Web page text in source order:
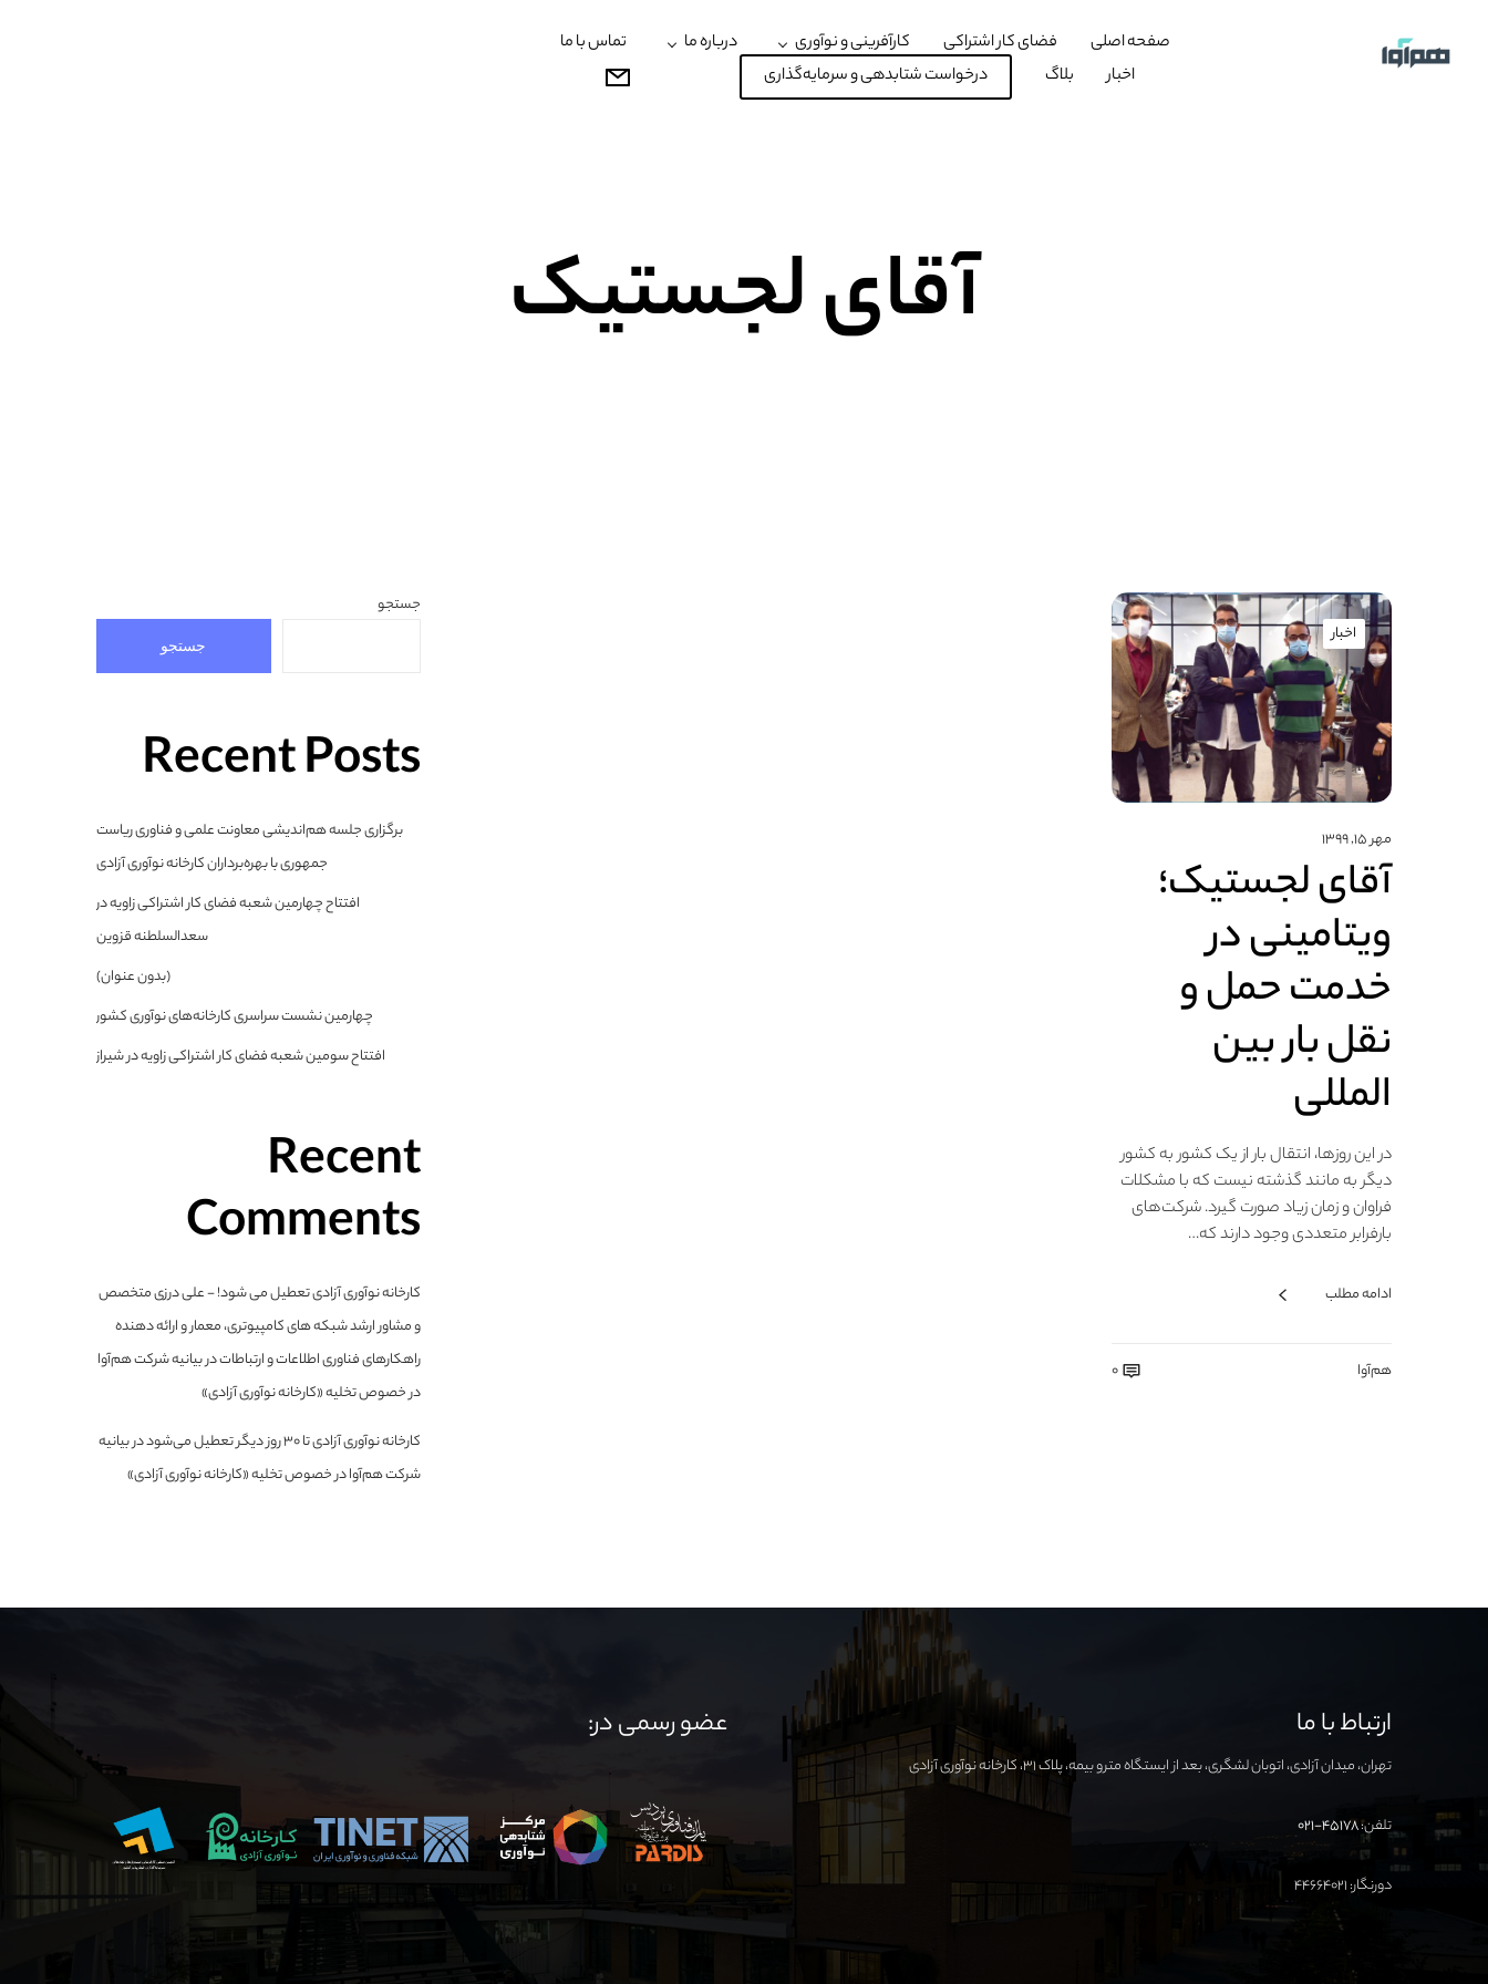
صفحه اصلی فضای کار اشتراکی کارآفرینی و نوآوری درباره ما
تماس با ما
اخبار
بلاگ درخواست شتابدهی و سرمایه‌گذاری
آقای لجستیک
اخبار
مهر ۱۵, ۱۳۹۹
آقای لجستیک؛
ویتامینی در
خدمت حمل و
نقل بار بین
المللی
در این روزها، انتقال بار از یک کشور به کشور
دیگر به مانند گذشته نیست که با مشکلات
فراوان و زمان زیاد صورت گیرد. شرکت‌های
بارفرابر متعددی وجود دارند که…
ادامه مطلب
هم‌آوا 0
جستجو
جستجو
Recent Posts
برگزاری جلسه هم‌اندیشی معاونت علمی و فناوری ریاست
جمهوری با بهره‌برداران کارخانه نوآوری آزادی
افتتاح چهارمین شعبه فضای کار اشتراکی زاویه در
سعدالسلطنه قزوین
(بدون عنوان)
چهارمین نشست سراسری کارخانه‌های نوآوری کشور
افتتاح سومین شعبه فضای کار اشتراکی زاویه در شیراز
Recent
Comments
کارخانه نوآوری آزادی تعطیل می شود! - علی درزی متخصص
و مشاور ارشد شبکه های کامپیوتری، معمار و ارائه دهنده
راهکارهای فناوری اطلاعات و ارتباطاتدربیانیه شرکت هم‌آوا
در خصوص تخلیه «کارخانه نوآوری آزادی»
کارخانه نوآوری آزادی تا ۳۰ روز دیگر تعطیل می‌شود دربیانیه
شرکت هم‌آوا در خصوص تخلیه «کارخانه نوآوری آزادی»
ارتباط با ما
تهران، میدان آزادی، اتوبان لشگری، بعد از ایستگاه مترو بیمه، پلاک ۳۱، کارخانه نوآوری آزادی
تلفن:۴۵۱۷۸-۰۲۱
دورنگار: ۴۴۶۶۴۰۲۱
عضو رسمی در: